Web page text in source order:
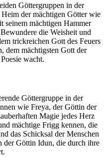
Göttergruppen in der
der mächtigen Götter wie
seinem mächtigen Hammer
die Weisheit und
trickreichen Gott des Feuers
dem mächtigsten Gott der
wacht.
Göttergruppe in der
wie Freya, der Göttin der
Magie jedes Herz
mächtige Frigg kennen, die
das Schicksal der Menschen
der Göttin Idun, die durch ihre